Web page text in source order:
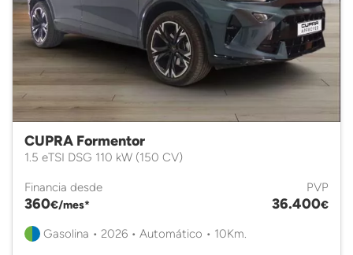
CUPRA Formentor
1.5 eTSI DSG 110 kW (150 CV)
Financia desde
360€/mes*
PVP
36.400€
Gasolina • 2026 • Automático • 10Km.